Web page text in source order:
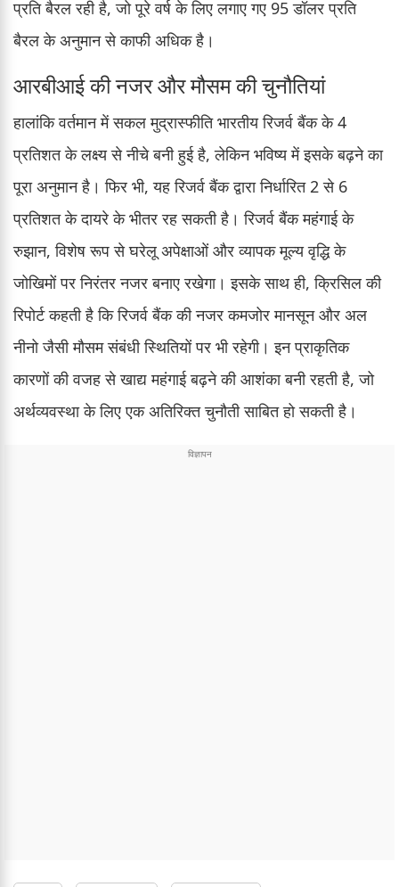
प्रति बैरल रही है, जो पूरे वर्ष के लिए लगाए गए 95 डॉलर प्रति
बैरल के अनुमान से काफी अधिक है।
आरबीआई की नजर और मौसम की चुनौतियां
हालांकि वर्तमान में सकल मुद्रास्फीति भारतीय रिजर्व बैंक के 4
प्रतिशत के लक्ष्य से नीचे बनी हुई है, लेकिन भविष्य में इसके बढ़ने का
पूरा अनुमान है। फिर भी, यह रिजर्व बैंक द्वारा निर्धारित 2 से 6
प्रतिशत के दायरे के भीतर रह सकती है। रिजर्व बैंक महंगाई के
रुझान, विशेष रूप से घरेलू अपेक्षाओं और व्यापक मूल्य वृद्धि के
जोखिमों पर निरंतर नजर बनाए रखेगा। इसके साथ ही, क्रिसिल की
रिपोर्ट कहती है कि रिजर्व बैंक की नजर कमजोर मानसून और अल
नीनो जैसी मौसम संबंधी स्थितियों पर भी रहेगी। इन प्राकृतिक
कारणों की वजह से खाद्य महंगाई बढ़ने की आशंका बनी रहती है, जो
अर्थव्यवस्था के लिए एक अतिरिक्त चुनौती साबित हो सकती है।